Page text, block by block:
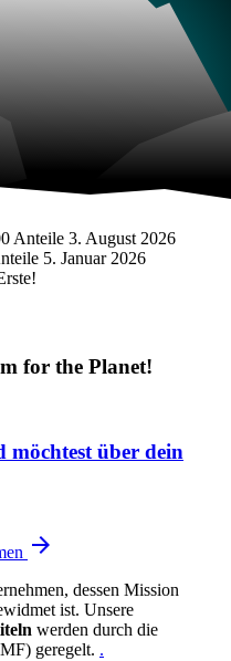
Anteile 3. August 2026
5. Januar 2026
for the Planet!
über dein
arrow_forward
dessen Mission
ist. Unsere
werden durch die
geregelt. .